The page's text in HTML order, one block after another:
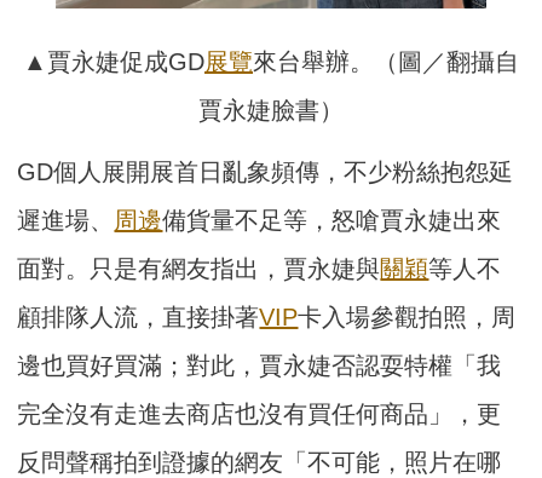
▲賈永婕促成GD展覽來台舉辦。（圖／翻攝自
賈永婕臉書）
GD個人展開展首日亂象頻傳，不少粉絲抱怨延
遲進場、 周邊備貨量不足等，怒嗆賈永婕出來
面對。只是有網友指出，賈永婕與關穎等人不
顧排隊人流，直接掛著VIP卡入場參觀拍照，周
邊也買好買滿；對此，賈永婕否認耍特權「我
完全沒有走進去商店也沒有買任何商品」，更
反問聲稱拍到證據的網友「不可能，照片在哪